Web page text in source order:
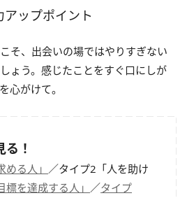
ップポイント
そ、出会いの場ではやりすぎない
ょう。感じたことをすぐ口にしが
心がけて。
！
る人」 ／タイプ2「人を助け
標を達成する人」 ／タイプ